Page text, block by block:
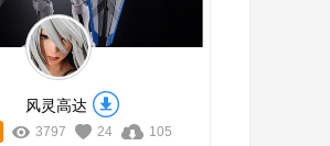
风灵高达
3797 24 105